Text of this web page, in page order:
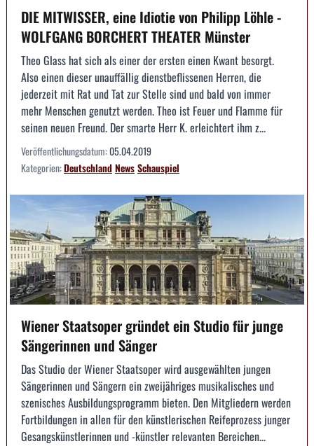
DIE MITWISSER, eine Idiotie von Philipp Löhle -
WOLFGANG BORCHERT THEATER Münster
Theo Glass hat sich als einer der ersten einen Kwant besorgt.
Also einen dieser unauffällig dienstbeflissenen Herren, die
jederzeit mit Rat und Tat zur Stelle sind und bald von immer
mehr Menschen genutzt werden. Theo ist Feuer und Flamme für
seinen neuen Freund. Der smarte Herr K. erleichtert ihm z...
Veröffentlichungsdatum:05.04.2019
Kategorien:DeutschlandNewsSchauspiel
Wiener Staatsoper gründet ein Studio für junge
Sängerinnen und Sänger
Das Studio der Wiener Staatsoper wird ausgewählten jungen
Sängerinnen und Sängern ein zweijähriges musikalisches und
szenisches Ausbildungsprogramm bieten. Den Mitgliedern werden
Fortbildungen in allen für den künstlerischen Reifeprozess junger
Gesangskünstlerinnen und -künstler relevanten Bereichen...